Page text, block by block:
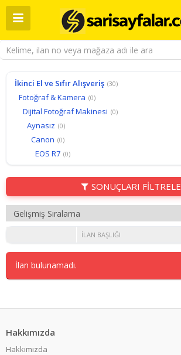
İkinci El ve Sıfır Alışveriş (30)
Fotoğraf & Kamera (0)
Dijital Fotoğraf Makinesi (0)
Aynasız (0)
Canon (0)
EOS R7 (0)
SONUÇLARI FİLTRELE
İLAN BAŞLIĞI
İlan bulunamadı.
Hakkımızda
Hakkımızda